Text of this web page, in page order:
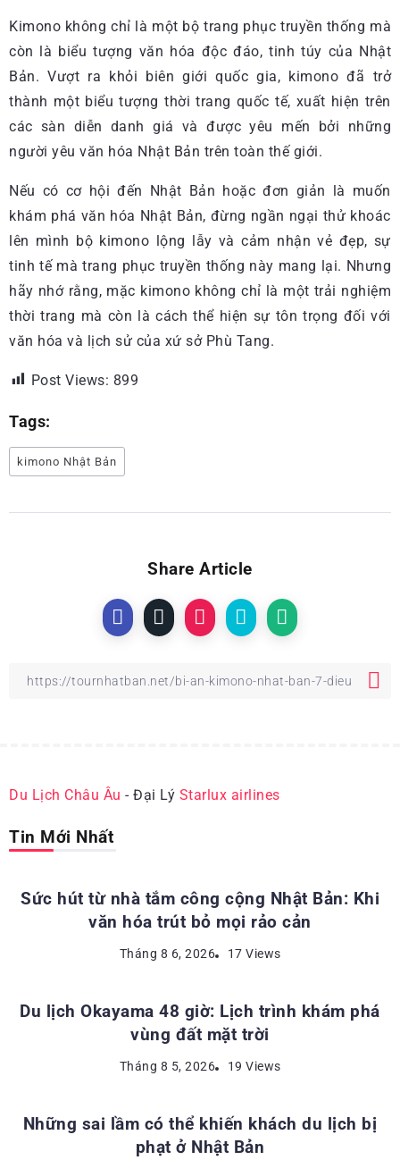
Kimono không chỉ là một bộ trang phục truyền thống mà
còn là biểu tượng văn hóa độc đáo, tinh túy của Nhật
Bản. Vượt ra khỏi biên giới quốc gia, kimono đã trở
thành một biểu tượng thời trang quốc tế, xuất hiện trên
các sàn diễn danh giá và được yêu mến bởi những
người yêu văn hóa Nhật Bản trên toàn thế giới.
Nếu có cơ hội đến Nhật Bản hoặc đơn giản là muốn
khám phá văn hóa Nhật Bản, đừng ngần ngại thử khoác
lên mình bộ kimono lộng lẫy và cảm nhận vẻ đẹp, sự
tinh tế mà trang phục truyền thống này mang lại. Nhưng
hãy nhớ rằng, mặc kimono không chỉ là một trải nghiệm
thời trang mà còn là cách thể hiện sự tôn trọng đối với
văn hóa và lịch sử của xứ sở Phù Tang.
Post Views: 899
Tags:
kimono Nhật Bản
Share Article
Du Lịch Châu Âu - Đại Lý Starlux airlines
Tin Mới Nhất
Sức hút từ nhà tắm công cộng Nhật Bản: Khi
văn hóa trút bỏ mọi rảo cản
Tháng 8 6, 2026 17 Views
ĐỊA ĐIỂM DU LỊCH NHẬT BẢN
Du lịch Okayama 48 giờ: Lịch trình khám phá
vùng đất mặt trời
Tháng 8 5, 2026 19 Views
KINH NGHIỆM DU LỊCH NHẬT BẢN
Những sai lầm có thể khiến khách du lịch bị
phạt ở Nhật Bản